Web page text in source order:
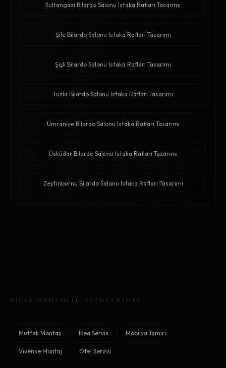
Sultangazi Bilardo Salonu Istaka Rafları Tasarımı
Şile Bilardo Salonu Istaka Rafları Tasarımı
Şişli Bilardo Salonu Istaka Rafları Tasarımı
Tuzla Bilardo Salonu Istaka Rafları Tasarımı
Ümraniye Bilardo Salonu Istaka Rafları Tasarımı
Üsküdar Bilardo Salonu Istaka Rafları Tasarımı
Zeytinburnu Bilardo Salonu Istaka Rafları Tasarımı
DİĞER UZMANLIK ALANLARIMIZ
Mutfak Montajı Ikea Servis Mobilya Tamiri
Vivense Montaj Otel Servisi